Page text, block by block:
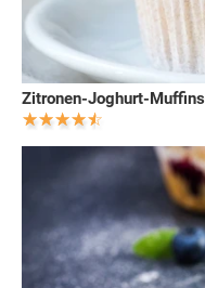
Zitronen-Joghurt-Muffins